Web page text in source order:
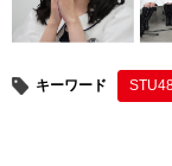
o
o
k
キーワード